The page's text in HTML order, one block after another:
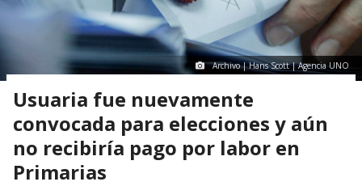
Archivo | Hans Scott | Agencia UNO
Usuaria fue nuevamente
convocada para elecciones y aún
no recibiría pago por labor en
Primarias